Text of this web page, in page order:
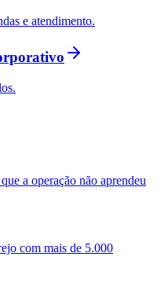
e atendimento.
a operação não aprendeu
com mais de 5.000